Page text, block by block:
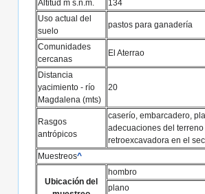
Altitud m s.n.m.
134
Uso actual del
suelo
pastos para ganadería
Comunidades
cercanas
El Aterrao
Distancia
yacimiento - río
Magdalena (mts)
20
Rasgos
antrópicos
caserío, embarcadero,
adecuaciones del
retroexcavadora en el
Muestreos^
Ubicación del
hombro
plano